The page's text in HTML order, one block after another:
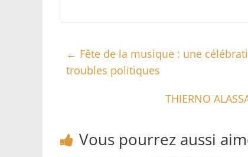
← Fête de la musique : une
troubles politiques
THIERNO
Vous pourrez aussi